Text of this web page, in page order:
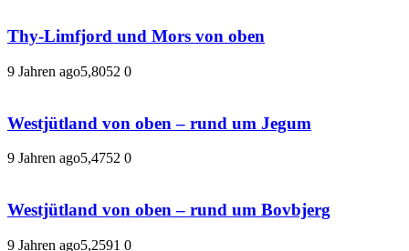
Thy-Limfjord und Mors von oben
9 Jahren ago5,8052 0
Westjütland von oben – rund um Jegum
9 Jahren ago5,4752 0
Westjütland von oben – rund um Bovbjerg
9 Jahren ago5,2591 0